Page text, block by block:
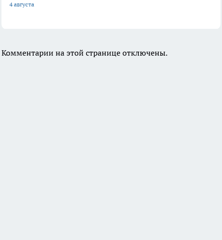
4 августа
Комментарии на этой странице отключены.